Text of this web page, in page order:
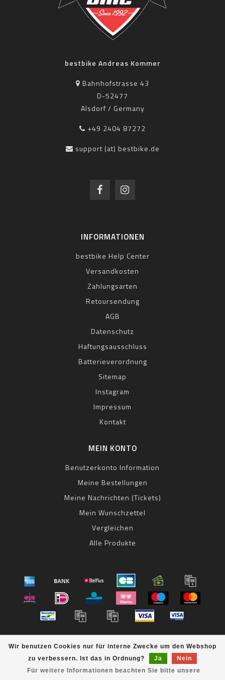
Wir benutzen Cookies nur für interne Zwecke um den Webshop
zu verbessern. Ist das in Ordnung?
Ja
Nein
Für weitere Informationen beachten Sie bitte unsere
bestbike Andreas Kommer
Bahnhofstrasse 43
D-52477
Alsdorf / Germany
+49 2404 87272
support (at) bestbike.de
INFORMATIONEN
bestbike Help Center
Versandkosten
Zahlungsarten
Retoursendung
AGB
Datenschutz
Haftungsausschluss
Batterieverordnung
Sitemap
Instagram
Impressum
Kontakt
MEIN KONTO
Benutzerkonto Information
Meine Bestellungen
Meine Nachrichten (Tickets)
Mein Wunschzettel
Vergleichen
Alle Produkte
© Copyright 2026 bestbike RADSPORT Andreas Kommer -
Powered byLightspeed- Theme byDyvelopment
bestbike scores a /10 out of klantbeoordelingen at